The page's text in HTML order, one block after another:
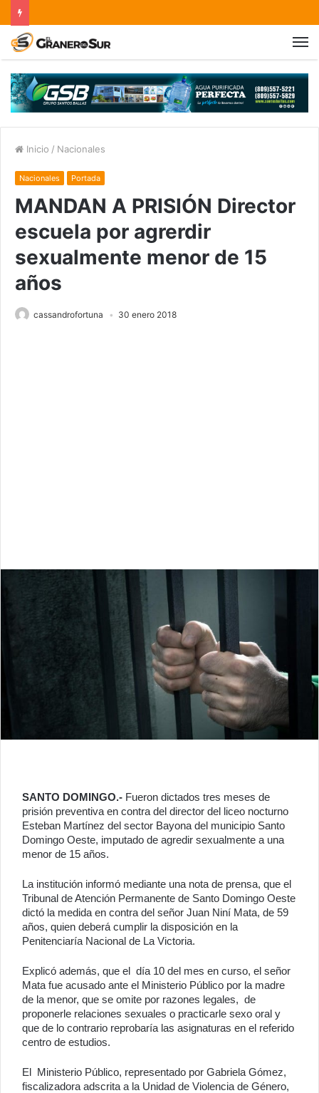
Inicio / Nacionales
Nacionales Portada
MANDAN A PRISIÓN Director
escuela por agrerdir
sexualmente menor de 15
años
cassandrofortuna 30 enero 2018
SANTO DOMINGO.- Fueron dictados tres meses de
prisión preventiva en contra del director del liceo nocturno
Esteban Martínez del sector Bayona del municipio Santo
Domingo Oeste, imputado de agredir sexualmente a una
menor de 15 años.
La institución informó mediante una nota de prensa, que el
Tribunal de Atención Permanente de Santo Domingo Oeste
dictó la medida en contra del señor Juan Niní Mata, de 59
años, quien deberá cumplir la disposición en la
Penitenciaría Nacional de La Victoria.
Explicó además, que el día 10 del mes en curso, el señor
Mata fue acusado ante el Ministerio Público por la madre
de la menor, que se omite por razones legales, de
proponerle relaciones sexuales o practicarle sexo oral y
que de lo contrario reprobaría las asignaturas en el referido
centro de estudios.
El Ministerio Público, representado por Gabriela Gómez,
fiscalizadora adscrita a la Unidad de Violencia de Género,